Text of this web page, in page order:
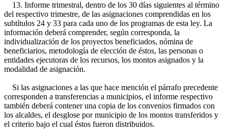
13. Informe trimestral, dentro de los 30 días siguientes al término
del respectivo trimestre, de las asignaciones comprendidas en los
subtítulos 24 y 33 para cada uno de los programas de esta ley. La
información deberá comprender, según corresponda, la
individualización de los proyectos beneficiados, nómina de
beneficiarios, metodología de elección de éstos, las personas o
entidades ejecutoras de los recursos, los montos asignados y la
modalidad de asignación.
Si las asignaciones a las que hace mención el párrafo precedente
corresponden a transferencias a municipios, el informe respectivo
también deberá contener una copia de los convenios firmados con
los alcaldes, el desglose por municipio de los montos transferidos y
el criterio bajo el cual éstos fueron distribuidos.